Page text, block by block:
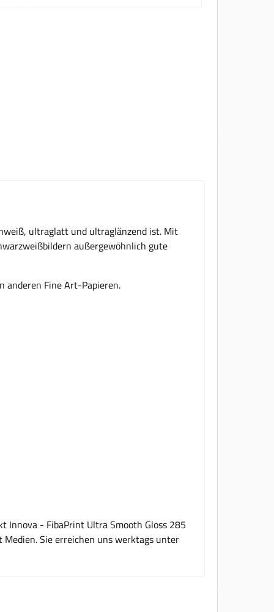
ultraglatt und ultraglänzend ist. Mit
außergewöhnlich gute
anderen Fine Art-Papieren.
Innova - FibaPrint Ultra Smooth Gloss 285
Sie erreichen uns werktags unter